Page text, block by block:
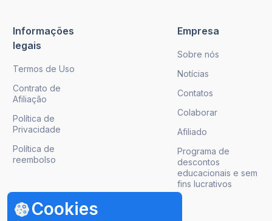
Cookies
Informações
legais
Termos de Uso
Contrato de
Afiliação
Política de
Privacidade
Política de
reembolso
Empresa
Sobre nós
Notícias
Contatos
Colaborar
Afiliado
Programa de
descontos
educacionais e sem
fins lucrativos
Obter atualizações de produto